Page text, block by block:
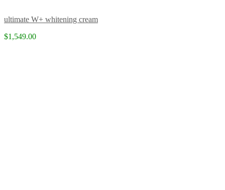
ultimate W+ whitening cream
$1,549.00